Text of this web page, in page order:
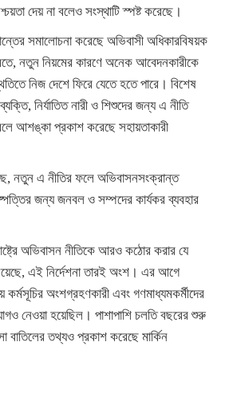
দেয় না বলেও সংস্থাটি স্পষ্ট করেছে।
সমালোচনা করেছে অভিবাসী অধিকারবিষয়ক
নতুন নিয়মের কারণে অনেক আবেদনকারীকে
নিজ দেশে ফিরে যেতে হতে পারে। বিশেষ
নির্যাতিত নারী ও শিশুদের জন্য এ নীতি
আশঙ্কা প্রকাশ করেছে সহায়তাকারী
নতুন এ নীতির ফলে অভিবাসনসংক্রান্ত
জন্য জনবল ও সম্পদের কার্যকর ব্যবহার
অভিবাসন নীতিকে আরও কঠোর করার যে
এই নির্দেশনা তারই অংশ। এর আগে
কর্মসূচির অংশগ্রহণকারী এবং গণমাধ্যমকর্মীদের
নেওয়া হয়েছিল। পাশাপাশি চলতি বছরের শুরু
বাতিলের তথ্যও প্রকাশ করেছে মার্কিন